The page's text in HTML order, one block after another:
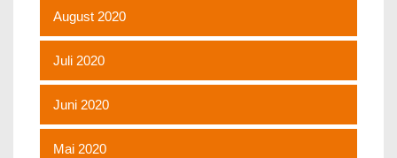
August 2020
Juli 2020
Juni 2020
Mai 2020